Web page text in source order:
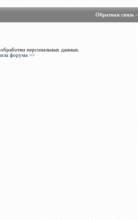
Обратная связь-
персональных данных.
форума >>